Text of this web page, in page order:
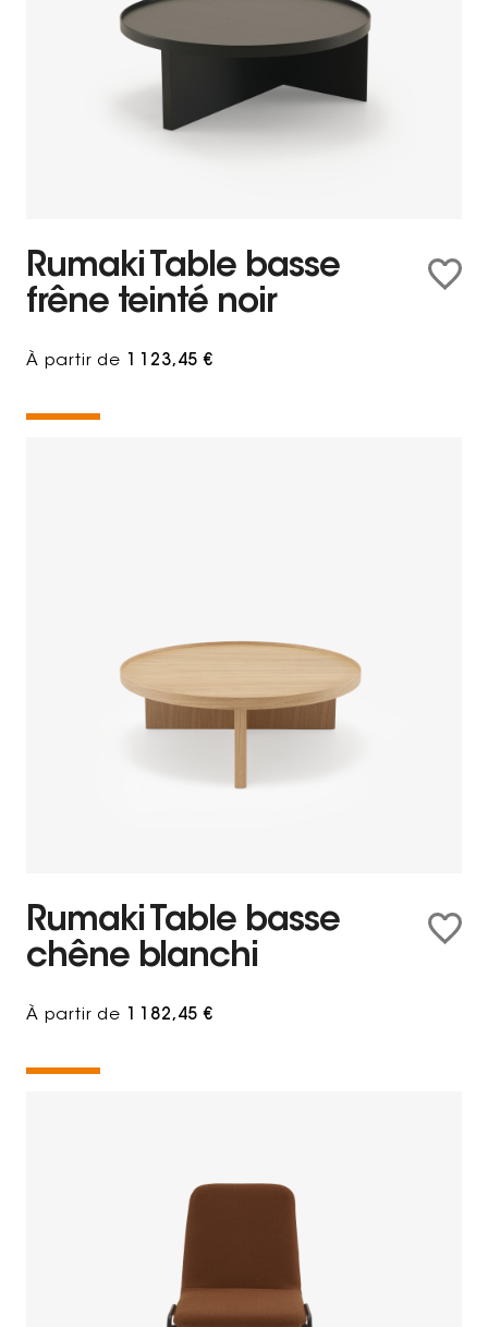
Rumaki Table basse
frêne teinté noir
À partir de 1 123,45 €
Rumaki Table basse
chêne blanchi
À partir de 1 182,45 €